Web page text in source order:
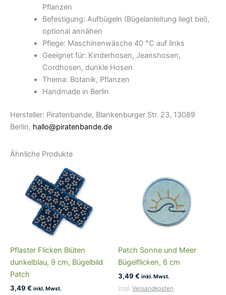
Pflanzen
Befestigung: Aufbügeln (Bügelanleitung liegt bei),
optional annähen
Pflege: Maschinenwäsche 40 °C auf links
Geeignet für: Kinderhosen, Jeanshosen,
Cordhosen, dunkle Hosen
Thema: Botanik, Pflanzen
Handmade in Berlin
Hersteller: Piratenbande, Blankenburger Str. 23, 13089
Berlin, hallo@piratenbande.de
Ähnliche Produkte
Pflaster Flicken Blüten
dunkelblau, 9 cm, Bügelbild
Patch
3,49 € inkl. Mwst.
Patch Sonne und Meer
Bügelflicken, 6 cm
3,49 € inkl. Mwst.
zzgl. Versandkosten